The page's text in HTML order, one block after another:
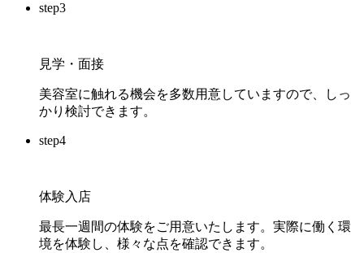
step3
見学・面接
美容室に触れる機会を多数用意していますので、しっ
かり検討できます。
step4
体験入店
最長一週間の体験をご用意いたします。実際に働く環
境を体験し、様々な点を確認できます。